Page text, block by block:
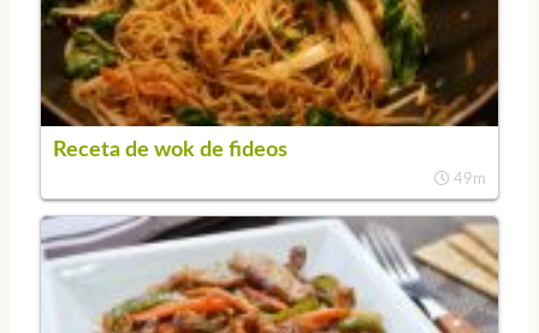
Receta de wok de fideos
49m